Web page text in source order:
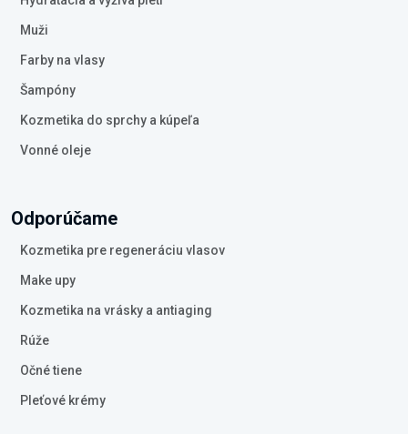
Muži
Farby na vlasy
Šampóny
Kozmetika do sprchy a kúpeľa
Vonné oleje
Odporúčame
Kozmetika pre regeneráciu vlasov
Make upy
Kozmetika na vrásky a antiaging
Rúže
Očné tiene
Pleťové krémy